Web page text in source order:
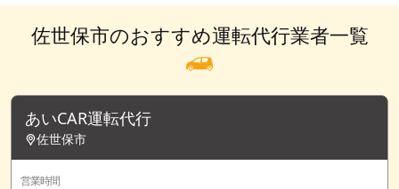
佐世保市のおすすめ運転代行業者一覧
あいCAR運転代行
佐世保市
営業時間